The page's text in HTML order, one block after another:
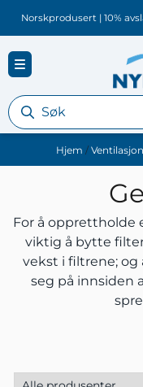
Hopp til innhold
Norskprodusert | 10%
Hjem /
For å opprettholde
viktig å bytte
vekst i filtrene;
seg på innsiden